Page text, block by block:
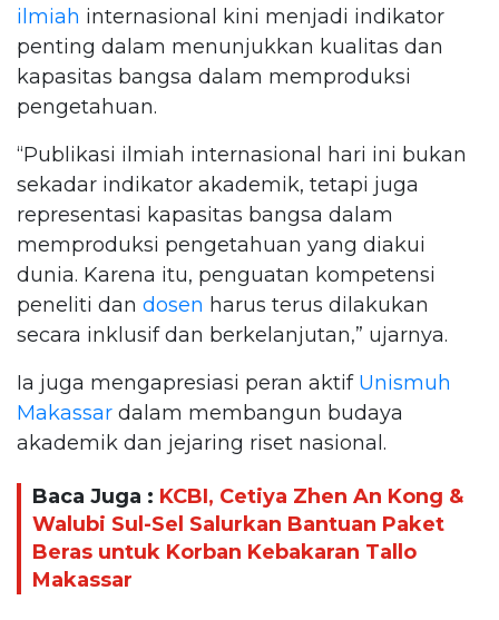
ilmiah internasional kini menjadi indikator
penting dalam menunjukkan kualitas dan
kapasitas bangsa dalam memproduksi
pengetahuan.
“Publikasi ilmiah internasional hari ini bukan
sekadar indikator akademik, tetapi juga
representasi kapasitas bangsa dalam
memproduksi pengetahuan yang diakui
dunia. Karena itu, penguatan kompetensi
peneliti dan dosen harus terus dilakukan
secara inklusif dan berkelanjutan,” ujarnya.
Ia juga mengapresiasi peran aktif Unismuh
Makassar dalam membangun budaya
akademik dan jejaring riset nasional.
Baca Juga : KCBI, Cetiya Zhen An Kong &
Walubi Sul-Sel Salurkan Bantuan Paket
Beras untuk Korban Kebakaran Tallo
Makassar